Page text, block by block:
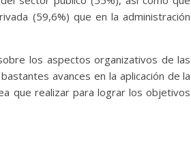
(59,6%) que en la administración
los aspectos organizativos de las
avances en la aplicación de la
que realizar para lograr los objetivos